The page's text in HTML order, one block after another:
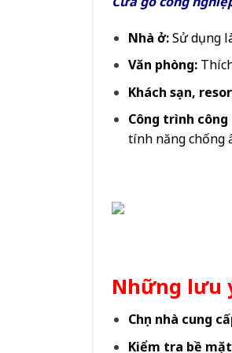
Nhà ở:Sử dụng
Văn phòng:
Khách sạn,
Công trình công
tính năng chống
Những lưu
Chọn nhà cung
Kiểm tra bề